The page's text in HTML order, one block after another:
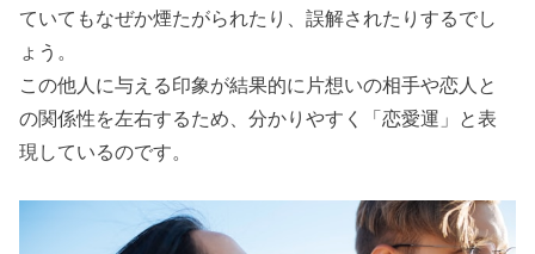
ていてもなぜか煙たがられたり、誤解されたりするでし
ょう。
この他人に与える印象が結果的に片想いの相手や恋人と
の関係性を左右するため、分かりやすく「恋愛運」と表
現しているのです。